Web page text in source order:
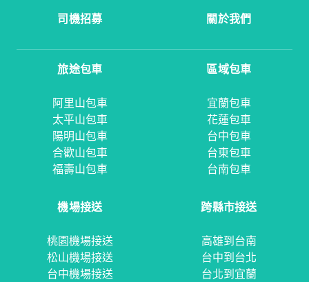
司機招募
關於我們
旅途包車
阿里山包車
太平山包車
陽明山包車
合歡山包車
福壽山包車
區域包車
宜蘭包車
花蓮包車
台中包車
台東包車
台南包車
機場接送
桃園機場接送
松山機場接送
台中機場接送
跨縣市接送
高雄到台南
台中到台北
台北到宜蘭